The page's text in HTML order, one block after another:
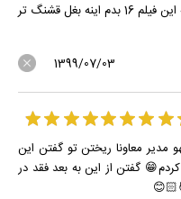
بد نبود ، خوبم نبود ، متوسط بود ، میتونم به این فیلم 16 بدم اینه بغل قشنگ تر
1399/07/03
مدیر معاونا ریختن تو گفتن این
گفتن از این به بعد فقد در